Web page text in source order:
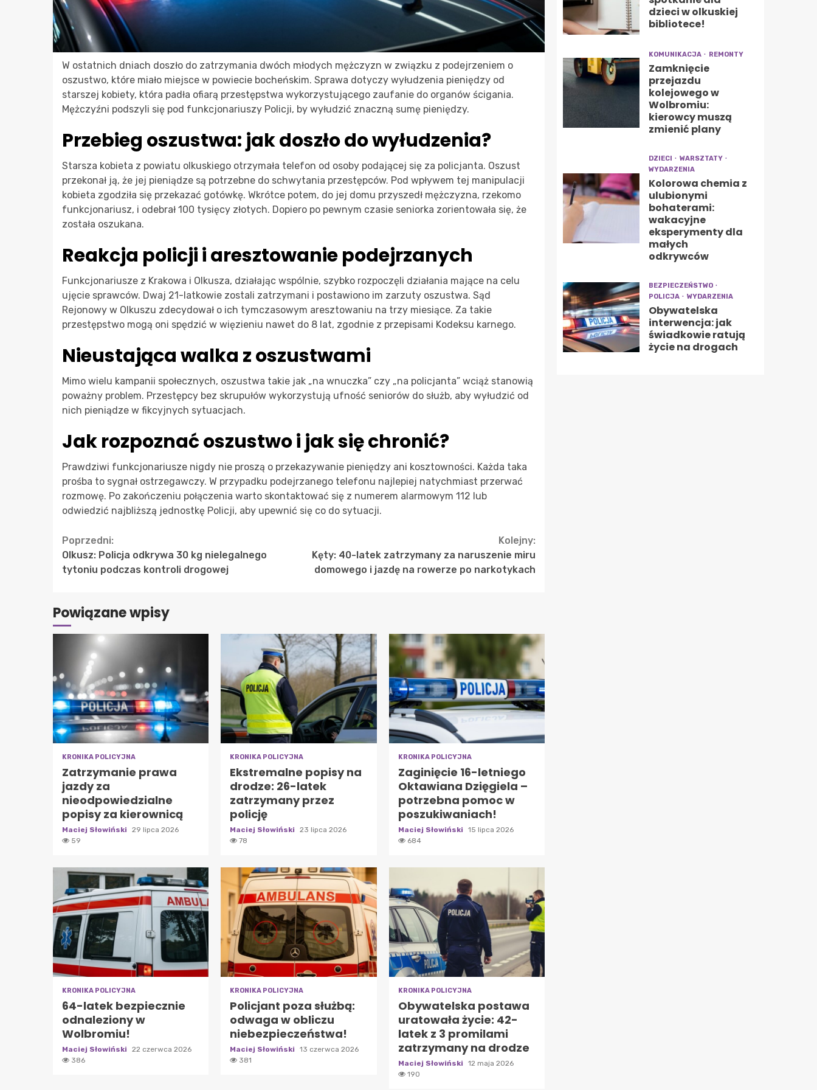
W ostatnich dniach doszło do zatrzymania dwóch młodych mężczyzn w związku z podejrzeniem o
oszustwo, które miało miejsce w powiecie bocheńskim. Sprawa dotyczy wyłudzenia pieniędzy od
starszej kobiety, która padła ofiarą przestępstwa wykorzystującego zaufanie do organów ścigania.
Mężczyźni podszyli się pod funkcjonariuszy Policji, by wyłudzić znaczną sumę pieniędzy.
Przebieg oszustwa: jak doszło do wyłudzenia?
Starsza kobieta z powiatu olkuskiego otrzymała telefon od osoby podającej się za policjanta. Oszust
przekonał ją, że jej pieniądze są potrzebne do schwytania przestępców. Pod wpływem tej manipulacji
kobieta zgodziła się przekazać gotówkę. Wkrótce potem, do jej domu przyszedł mężczyzna, rzekomo
funkcjonariusz, i odebrał 100 tysięcy złotych. Dopiero po pewnym czasie seniorka zorientowała się, że
została oszukana.
Reakcja policji i aresztowanie podejrzanych
Funkcjonariusze z Krakowa i Olkusza, działając wspólnie, szybko rozpoczęli działania mające na celu
ujęcie sprawców. Dwaj 21-latkowie zostali zatrzymani i postawiono im zarzuty oszustwa. Sąd
Rejonowy w Olkuszu zdecydował o ich tymczasowym aresztowaniu na trzy miesiące. Za takie
przestępstwo mogą oni spędzić w więzieniu nawet do 8 lat, zgodnie z przepisami Kodeksu karnego.
Nieustająca walka z oszustwami
Mimo wielu kampanii społecznych, oszustwa takie jak „na wnuczka” czy „na policjanta” wciąż stanowią
poważny problem. Przestępcy bez skrupułów wykorzystują ufność seniorów do służb, aby wyłudzić od
nich pieniądze w fikcyjnych sytuacjach.
Jak rozpoznać oszustwo i jak się chronić?
Prawdziwi funkcjonariusze nigdy nie proszą o przekazywanie pieniędzy ani kosztowności. Każda taka
prośba to sygnał ostrzegawczy. W przypadku podejrzanego telefonu najlepiej natychmiast przerwać
rozmowę. Po zakończeniu połączenia warto skontaktować się z numerem alarmowym 112 lub
odwiedzić najbliższą jednostkę Policji, aby upewnić się co do sytuacji.
Continue
Reading
Poprzedni:
Olkusz: Policja odkrywa 30 kg nielegalnego
tytoniu podczas kontroli drogowej
Kolejny:
Kęty: 40-latek zatrzymany za naruszenie miru
domowego i jazdę na rowerze po narkotykach
Powiązane wpisy
KRONIKA POLICYJNA
Zatrzymanie prawa
jazdy za
nieodpowiedzialne
popisy za kierownicą
Maciej Słowiński
29 lipca 2026
59
KRONIKA POLICYJNA
Ekstremalne popisy na
drodze: 26-latek
zatrzymany przez
policję
Maciej Słowiński
23 lipca 2026
78
KRONIKA POLICYJNA
Zaginięcie 16-letniego
Oktawiana Dzięgiela –
potrzebna pomoc w
poszukiwaniach!
Maciej Słowiński
15 lipca 2026
684
KRONIKA POLICYJNA
64-latek bezpiecznie
odnaleziony w
Wolbromiu!
Maciej Słowiński
22 czerwca 2026
386
KRONIKA POLICYJNA
Policjant poza służbą:
odwaga w obliczu
niebezpieczeństwa!
Maciej Słowiński
13 czerwca 2026
381
KRONIKA POLICYJNA
Obywatelska postawa
uratowała życie: 42-
latek z 3 promilami
zatrzymany na drodze
Maciej Słowiński
12 maja 2026
190
dzieci w olkuskiej
bibliotece!
KOMUNIKACJA REMONTY
Zamknięcie
przejazdu
kolejowego w
Wolbromiu:
kierowcy muszą
zmienić plany
DZIECI
WARSZTATY
WYDARZENIA
Kolorowa chemia z
ulubionymi
bohaterami:
wakacyjne
eksperymenty dla
małych
odkrywców
BEZPIECZEŃSTWO
POLICJA
WYDARZENIA
Obywatelska
interwencja: jak
świadkowie ratują
życie na drogach